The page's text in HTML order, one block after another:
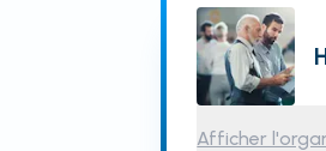
Afficher